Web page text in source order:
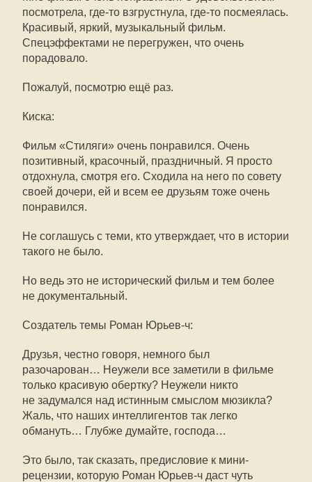
посмотрела, где-то взгрустнула, где-то посмеялась.
Красивый, яркий, музыкальный фильм.
Спецэффектами не перегружен, что очень
порадовало.
Пожалуй, посмотрю ещё раз.
Киска:
Фильм «Стиляги» очень понравился. Очень
позитивный, красочный, праздничный. Я просто
отдохнула, смотря его. Сходила на него по совету
своей дочери, ей и всем ее друзьям тоже очень
понравился.
Не соглашусь с теми, кто утверждает, что в истории
такого не было.
Но ведь это не исторический фильм и тем более
не документальный.
Создатель темы Роман Юрьев-ч:
Друзья, честно говоря, немного был
разочарован… Неужели все заметили в фильме
только красивую обертку? Неужели никто
не задумался над истинным смыслом мюзикла?
Жаль, что наших интеллигентов так легко
обмануть… Глубже думайте, господа…
Это было, так сказать, предисловие к мини-
рецензии, которую Роман Юрьев-ч даст чуть